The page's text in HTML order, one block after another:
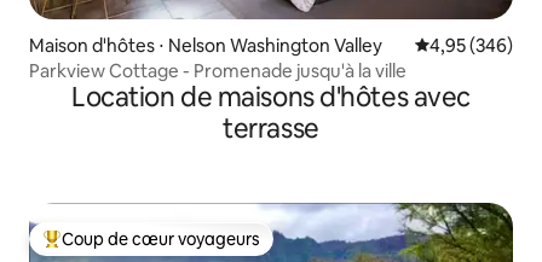
Maison d'hôtes ⋅ Nelson Washington Valley Évaluation
4,95 (346)
Parkview Cottage - Promenade jusqu'à la ville
Location de maisons d'hôtes avec
terrasse
Coups de cœur voyageurs les plus appréciés
Coup de cœur voyageurs